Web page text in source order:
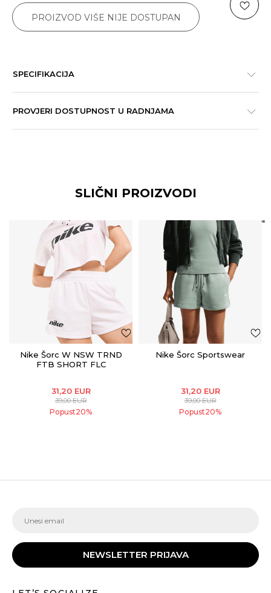
PROIZVOD VIŠE NIJE DOSTUPAN
SPECIFIKACIJA
PROVJERI DOSTUPNOST U RADNJAMA
SLIČNI PROIZVODI
Nike Šorc W NSW TRND
FTB SHORT FLC
31,20 EUR
39,00EUR
Popust20%
Nike Šorc Sportswear
31,20 EUR
39,00EUR
Popust20%
NEWSLETTER PRIJAVA